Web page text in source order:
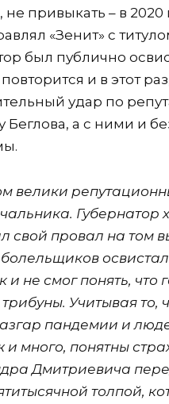
не привыкать – в 2020
«Зенит» с
был публично
и в этот
удар по
Беглова, а с ними и
велики
Губернатор
свой провал на том
и не смог понять, что
трибуны. Учитывая то,
пандемии и
и много, понятны
Дмитриевича
толпой,